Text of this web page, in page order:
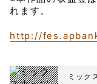
れます。
http://
ミック